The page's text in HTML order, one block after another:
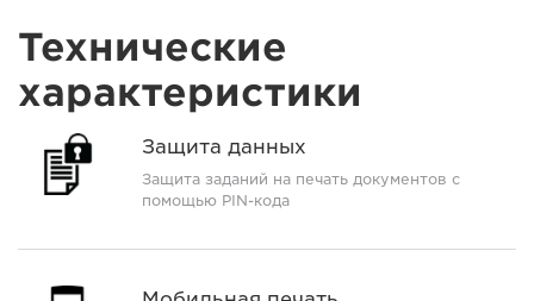
Технические
характеристики
Защита данных
Защита заданий на печать документов с
помощью PIN-кода